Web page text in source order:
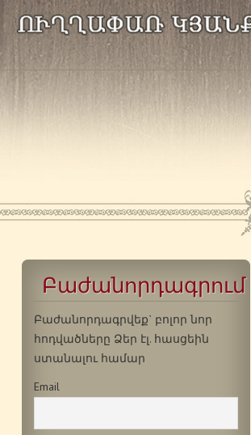
Բաժանորդագրում
Բաժանորդագրվեք` բոլոր նոր
հոդվածները Ձեր էլ. հասցեին
ստանալու համար
Email